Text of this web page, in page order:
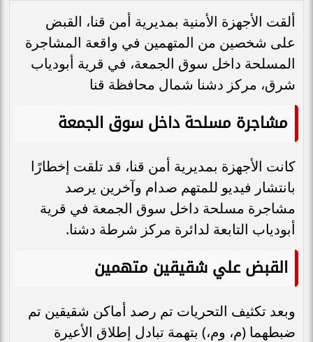
ألقت الأجهزة الأمنية بمديرية أمن قنا، القبض
على شخصين من المتهمين في واقعة المشاجرة
المسلحة داخل سوق الجمعة، في قرية أبودياب
شرق، مركز دشنا شمال محافظة قنا
مشاجرة مسلحة داخل سوق الجمعة
كانت الأجهزة بمديرية أمن قنا، قد تلقت إخطارًا
بانتشار فيديو للمتهم صدام وآخرين يرصد
مشاجرة مسلحة داخل سوق الجمعة في قرية
أبودياب التابعة لدائرة مركز شرطة دشنا.
القبض علي شقيقين متهمين
وبعد تكثيف التحريات تم رصد أماكن شقيقين تم
ضبطهما (م، وم،) بتهمة تبادل إطلاق الأعيرة